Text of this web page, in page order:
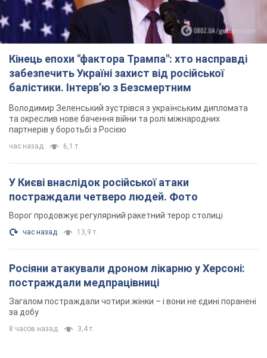
Кінець епохи "фактора Трампа": хто насправді
забезпечить Україні захист від російської
балістики. Інтерв’ю з Безсмертним
Володимир Зеленський зустрівся з українським дипломата
та окреслив нове бачення війни та ролі міжнародних
партнерів у боротьбі з Росією
час назад 6,1 т.
У Києві внаслідок російської атаки
постраждали четверо людей. Фото
Ворог продовжує регулярний ракетний терор столиці
час назад 13,9 т.
Росіяни атакували дроном лікарню у Херсоні:
постраждали медпрацівниці
Загалом постраждали чотири жінки – і вони не єдині поранені
за добу
8 часов назад 3,4 т.